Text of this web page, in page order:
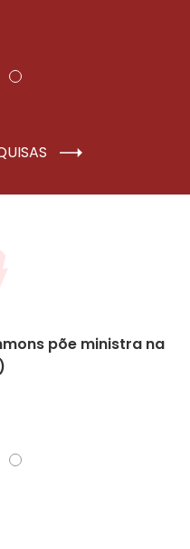
põe ministra na